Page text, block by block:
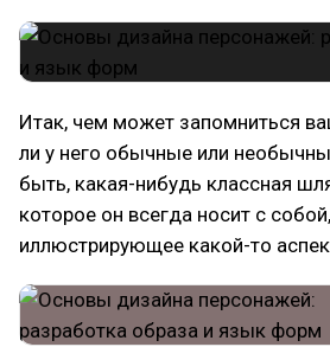
Итак, чем может запомниться
ли у него обычные или
быть, какая-нибудь классная
которое он всегда носит с
иллюстрирующее какой-то